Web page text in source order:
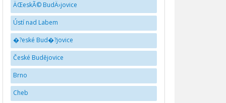
ÄŒeskÃ© BudÄ›jovice
Ústí nad Labem
�?eské Bud�?jovice
České Budějovice
Brno
Cheb